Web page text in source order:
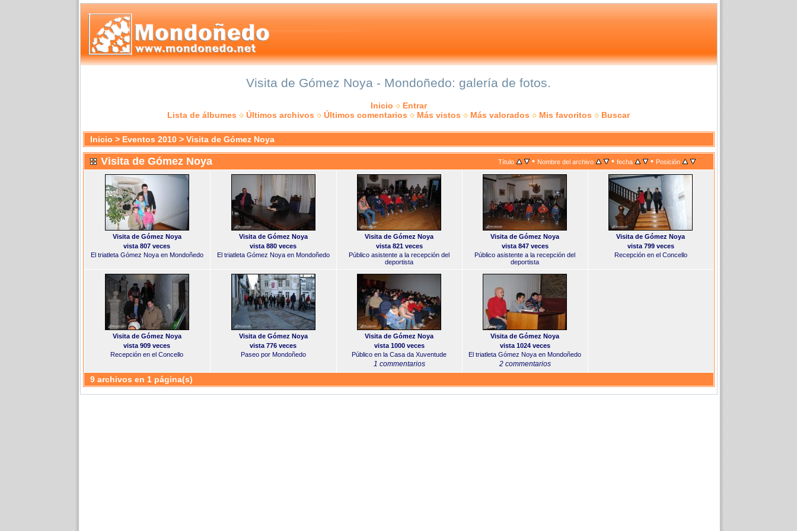
Visita de Gómez Noya - Mondoñedo: galería de fotos.
Inicio
Entrar
Lista de álbumes
Últimos archivos Últimos comentarios Más vistos Más valorados Mis favoritos Buscar
Inicio > Eventos 2010> Visita de Gómez Noya
Visita de Gómez Noya Título • Nombre del archivo • fecha • Posición
Visita de Gómez Noya
vista 807 veces
El triatleta Gómez Noya en Mondoñedo
Visita de Gómez Noya
vista 880 veces
El triatleta Gómez Noya en Mondoñedo
Visita de Gómez Noya
vista 821 veces
Público asistente a la recepción del
deportista
Visita de Gómez Noya
vista 847 veces
Público asistente a la recepción del
deportista
Visita de Gómez Noya
vista 799 veces
Recepción en el Concello
Visita de Gómez Noya
vista 909 veces
Recepción en el Concello
Visita de Gómez Noya
vista 776 veces
Paseo por Mondoñedo
Visita de Gómez Noya
vista 1000 veces
Público en la Casa da Xuventude
1 commentarios
Visita de Gómez Noya
vista 1024 veces
El triatleta Gómez Noya en Mondoñedo
2 commentarios
9 archivos en 1 página(s)